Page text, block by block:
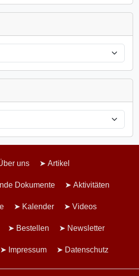
uns Artikel
Dokumente Aktivitäten
Kalender Videos
Bestellen Newsletter
Impressum Datenschutz